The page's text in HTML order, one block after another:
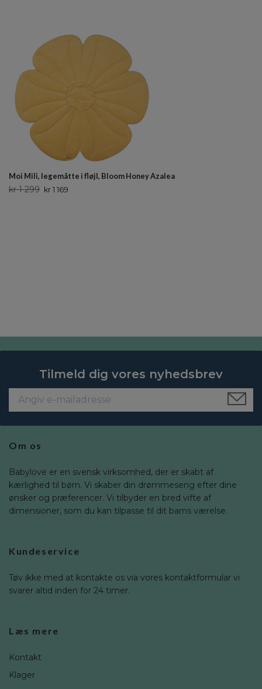
Moi Mili, legemåtte i fløjl, Bloom Honey Azalea
kr 1 299 kr 1 169
Tilmeld dig vores nyhedsbrev
Om os
Babylove er en svensk virksomhed, der er skabt af
kærlighed til børn. Vi skaber din drømmeseng efter dine
ønsker og præferencer. Vi tilbyder en bred vifte af
dimensioner, som du kan tilpasse til dit barns værelse.
Kundeservice
Tøv ikke med at kontakte os via vores kontaktformular vi
svarer altid inden for 24 timer.
Læs mere
Kontakt
Klager